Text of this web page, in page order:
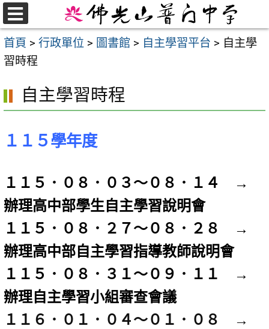
跳
至
主
要
首頁 > 行政單位 > 圖書館 > 自主學習平台 > 自主學
習時程
自主學習時程
１１５學年度
１１５．０８．０３～０８．１４ →
辦理高中部學生自主學習說明會
１１５．０８．２７～０８．２８ →
辦理高中部自主學習指導教師說明會
１１５．０８．３１～０９．１１ →
辦理自主學習小組審查會議
１１６．０１．０４～０１．０８ →
選
單